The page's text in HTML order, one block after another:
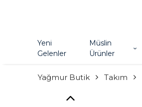
Yeni
Gelenler
Müslin
Ürünler
Yağmur Butik Takım